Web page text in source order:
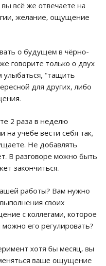
всё же отвечаете на
желание, ощущение
о будущем в чёрно-
говорите только о двух
улыбаться, "тащить
для других, либо
2 раза в неделю
на учёбе вести себя так,
Не добавлять
В разговоре можно быть
закончиться.
работы? Вам нужно
своих
с коллегами, которое
его регулировать?
хотя бы месяц, вы
ваше ощущение